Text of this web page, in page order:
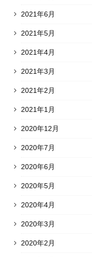
2021年6月
2021年5月
2021年4月
2021年3月
2021年2月
2021年1月
2020年12月
2020年7月
2020年6月
2020年5月
2020年4月
2020年3月
2020年2月